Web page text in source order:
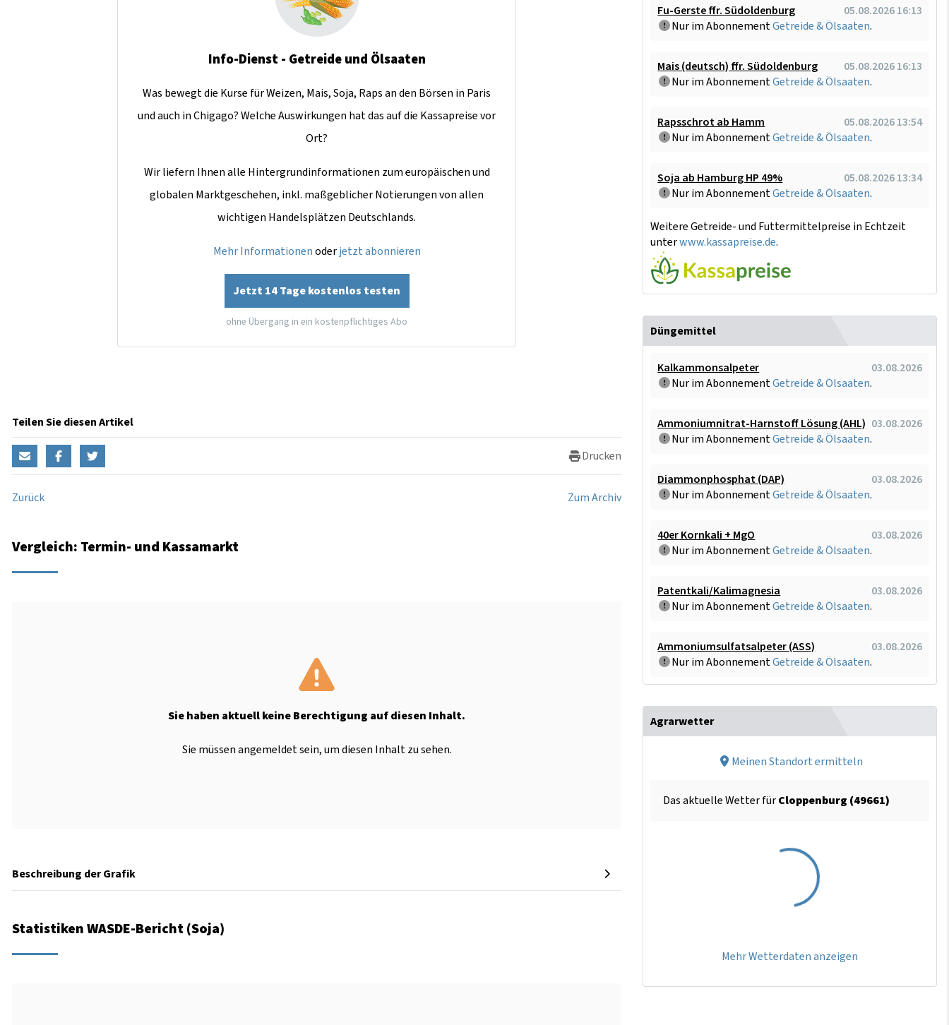
Info-Dienst - Getreide und Ölsaaten
Was bewegt die Kurse für Weizen, Mais, Soja, Raps an den Börsen in Paris
und auch in Chigago? Welche Auswirkungen hat das auf die Kassapreise vor
Ort?
Wir liefern Ihnen alle Hintergrundinformationen zum europäischen und
globalen Marktgeschehen, inkl. maßgeblicher Notierungen von allen
wichtigen Handelsplätzen Deutschlands.
Mehr Informationenoderjetzt abonnieren
Jetzt 14 Tage kostenlos testen
ohne Übergang in ein kostenpflichtiges Abo
Teilen Sie diesen Artikel
Drucken
Zurück Zum Archiv
Vergleich: Termin- und Kassamarkt
Sie haben aktuell keine Berechtigung auf diesen Inhalt.
Sie müssen angemeldet sein, um diesen Inhalt zu sehen.
Beschreibung der Grafik
Statistiken WASDE-Bericht (Soja)
Fu-Gerste ffr. Südoldenburg
05.08.2026 16:13
Nur im AbonnementGetreide & Ölsaaten.
Mais (deutsch) ffr. Südoldenburg
05.08.2026 16:13
Nur im AbonnementGetreide & Ölsaaten.
Rapsschrot ab Hamm
05.08.2026 13:54
Nur im AbonnementGetreide & Ölsaaten.
Soja ab Hamburg HP 49%
05.08.2026 13:34
Nur im AbonnementGetreide & Ölsaaten.
Weitere Getreide- und Futtermittelpreise in Echtzeit
unterwww.kassapreise.de.
Düngemittel
Kalkammonsalpeter
03.08.2026
Nur im AbonnementGetreide & Ölsaaten.
Ammoniumnitrat-Harnstoff Lösung (AHL) 03.08.2026
Nur im AbonnementGetreide & Ölsaaten.
Diammonphosphat (DAP)
03.08.2026
Nur im AbonnementGetreide & Ölsaaten.
40er Kornkali + MgO
03.08.2026
Nur im AbonnementGetreide & Ölsaaten.
Patentkali/Kalimagnesia
03.08.2026
Nur im AbonnementGetreide & Ölsaaten.
Ammoniumsulfatsalpeter (ASS)
03.08.2026
Nur im AbonnementGetreide & Ölsaaten.
Agrarwetter
Meinen Standort ermitteln
Das aktuelle Wetter fürCloppenburg (49661)
Mehr Wetterdaten anzeigen